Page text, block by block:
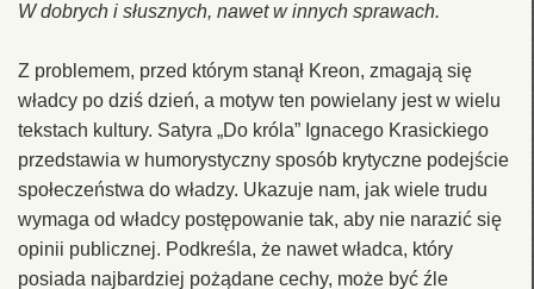
W dobrych i słusznych, nawet w innych sprawach.
Z problemem, przed którym stanął Kreon, zmagają się
władcy po dziś dzień, a motyw ten powielany jest w wielu
tekstach kultury. Satyra „Do króla” Ignacego Krasickiego
przedstawia w humorystyczny sposób krytyczne podejście
społeczeństwa do władzy. Ukazuje nam, jak wiele trudu
wymaga od władcy postępowanie tak, aby nie narazić się
opinii publicznej. Podkreśla, że nawet władca, który
posiada najbardziej pożądane cechy, może być źle